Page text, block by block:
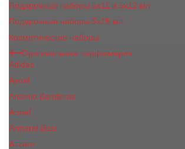
Подарочные наборы 5x11 и 5х12 мл
Подарочные наборы 5x15 мл
Косметические наборы
Оригинальная парфюмерия
Adidas
Ajmal
Antonio Banderas
Armaf
Armand Basi
Azzaro